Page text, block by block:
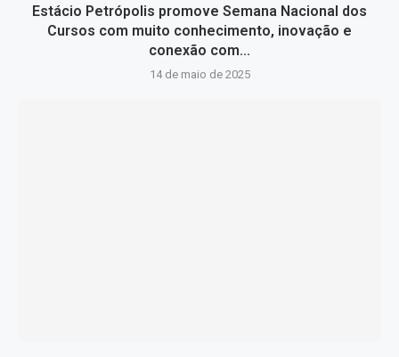
Estácio Petrópolis promove Semana Nacional dos
Cursos com muito conhecimento, inovação e
conexão com...
14 de maio de 2025